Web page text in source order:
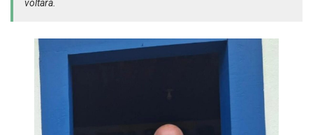
voltará.